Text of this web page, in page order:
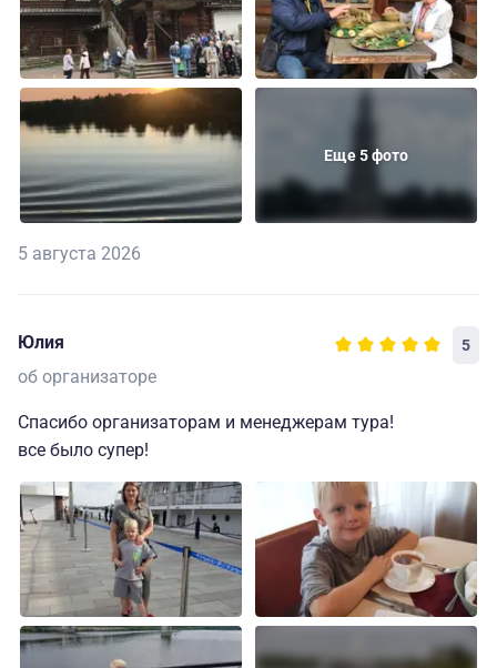
Еще 5 фото
5 августа 2026
Юлия 5
об организаторе
Спасибо организаторам и менеджерам тура!
все было супер!